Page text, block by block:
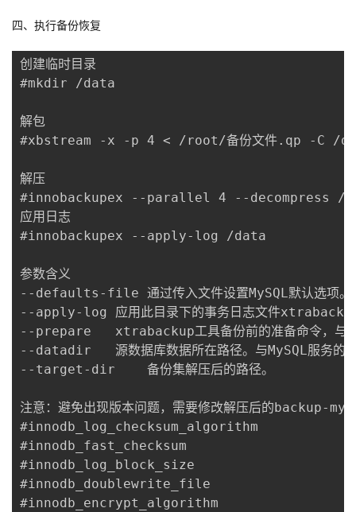
四、执行备份恢复
创建临时目录
#mkdir /data
解包
#xbstream -x -p 4 < /root/备份文件.qp -C /
解压
#innobackupex --parallel 4 --decompress /
应用日志
#innobackupex --apply-log /data
参数含义
--defaults-file	通过传入文件设置MySQL默认选项。
--apply-log	应用此目录下的事务日志文件xtrabackup_logfile到备份集解压后的路径中。
--prepare	xtrabackup工具备份前的准备命令，与后续备份恢复有关。
--datadir	源数据库数据所在路径。与MySQL服务的位置有关。
--target-dir	备份集解压后的路径。
注意：避免出现版本问题，需要修改解压后的backup-
#innodb_log_checksum_algorithm
#innodb_fast_checksum
#innodb_log_block_size
#innodb_doublewrite_file
#innodb_encrypt_algorithm